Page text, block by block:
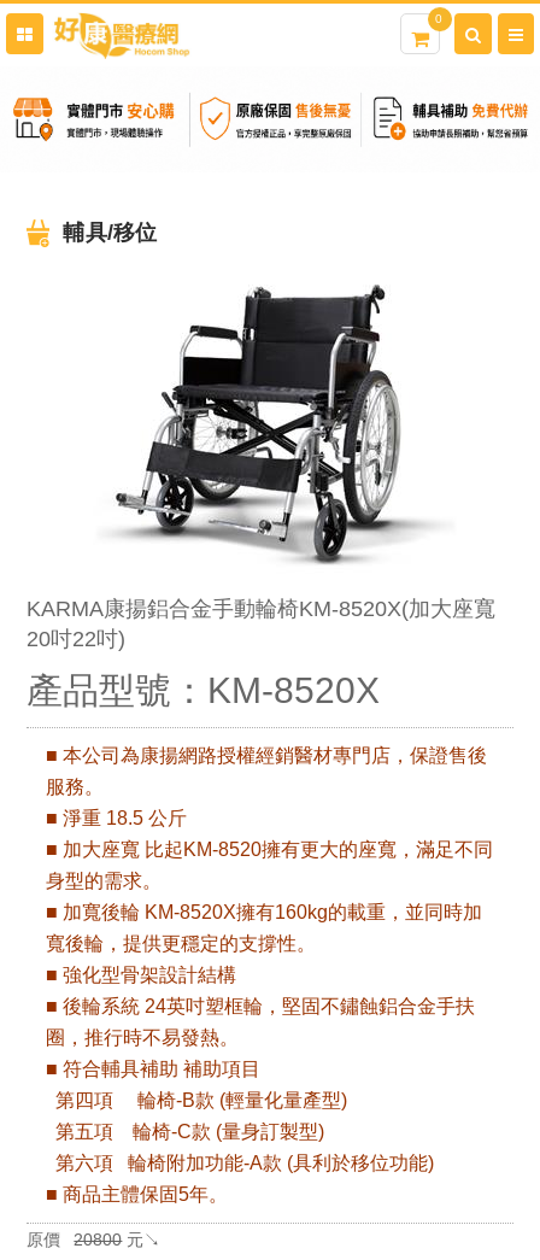
0
輔具/移位
KARMA康揚鋁合金手動輪椅KM-8520X(加大座寬
20吋22吋)
產品型號：KM-8520X
■ 本公司為康揚網路授權經銷醫材專門店，保證售後
服務。
■ 淨重 18.5 公斤
■ 加大座寬​​ 比起KM-8520擁有更大的座寬，滿足不同
身型的需求。
■ 加寬後輪 KM-8520X擁有160kg的載重，並同時加
寬後輪，提供更穩定的支撐性。
■ 強化型骨架設計結構
■ 後輪系統​ 24英吋塑框輪，堅固不鏽蝕鋁合金手扶
圈，推行時不易發熱。
■ 符合輔具補助 補助項目
第四項 輪椅-B款 (輕量化量產型)
第五項 輪椅-C款 (量身訂製型)
第六項 輪椅附加功能-A款 (具利於移位功能)
■ 商品主體保固5年。
原價 20800元↘